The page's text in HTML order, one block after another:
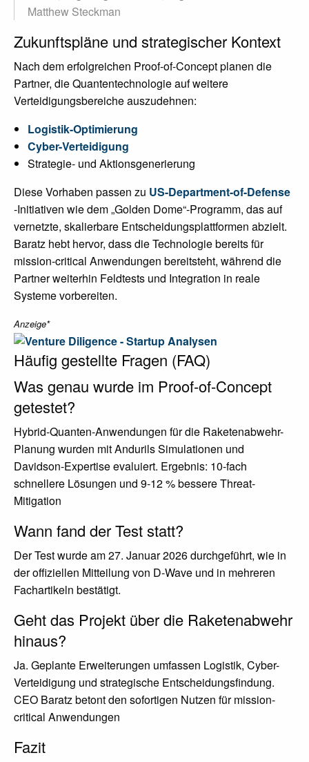
Matthew Steckman
Zukunftspläne und strategischer Kontext
Nach dem erfolgreichen Proof-of-Concept planen die
Partner, die Quantentechnologie auf weitere
Verteidigungsbereiche auszudehnen:
Logistik-Optimierung
Cyber-Verteidigung
Strategie- und Aktionsgenerierung
Diese Vorhaben passen zu US-Department-of-Defense
-Initiativen wie dem „Golden Dome“-Programm, das auf
vernetzte, skalierbare Entscheidungsplattformen abzielt.
Baratz hebt hervor, dass die Technologie bereits für
mission-critical Anwendungen bereitsteht, während die
Partner weiterhin Feldtests und Integration in reale
Systeme vorbereiten.
Anzeige*
Häufig gestellte Fragen (FAQ)
Was genau wurde im Proof-of-Concept
getestet?
Hybrid-Quanten-Anwendungen für die Raketenabwehr-
Planung wurden mit Andurils Simulationen und
Davidson-Expertise evaluiert. Ergebnis: 10-fach
schnellere Lösungen und 9-12 % bessere Threat-
Mitigation
Wann fand der Test statt?
Der Test wurde am 27. Januar 2026 durchgeführt, wie in
der offiziellen Mitteilung von D-Wave und in mehreren
Fachartikeln bestätigt.
Geht das Projekt über die Raketenabwehr
hinaus?
Ja. Geplante Erweiterungen umfassen Logistik, Cyber-
Verteidigung und strategische Entscheidungsfindung.
CEO Baratz betont den sofortigen Nutzen für mission-
critical Anwendungen
Fazit